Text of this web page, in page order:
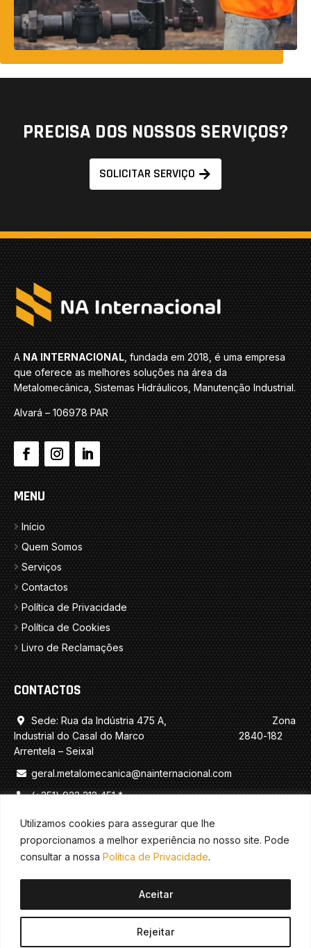
Utilizamos cookies para assegurar que lhe
proporcionamos a melhor experiência no nosso site. Pode
consultar a nossa Política de Privacidade.
Rejeitar
Aceitar
PRECISA DOS NOSSOS SERVIÇOS?
SOLICITAR SERVIÇO
A NA INTERNACIONAL , fundada em 2018, é uma empresa
que oferece as melhores soluções na área da
Metalomecânica, Sistemas Hidráulicos, Manutenção Industrial.
Alvará – 106978 PAR
MENU
Início
Quem Somos
Serviços
Contactos
Política de Privacidade
Política de Cookies
Livro de Reclamações
CONTACTOS

Sede: Rua da Indústria 475 A, Zona
Industrial do Casal do Marco 2840-182
Arrentela – Seixal
 geral.metalomecanica@nainternacional.com
 (+351) 933 312 451 *
 (+351) 934 636 198 *
* chamada para rede móvel nacional
© 2026 NA Internacional · Todos os Direitos
Reservados · Desenvolvido por